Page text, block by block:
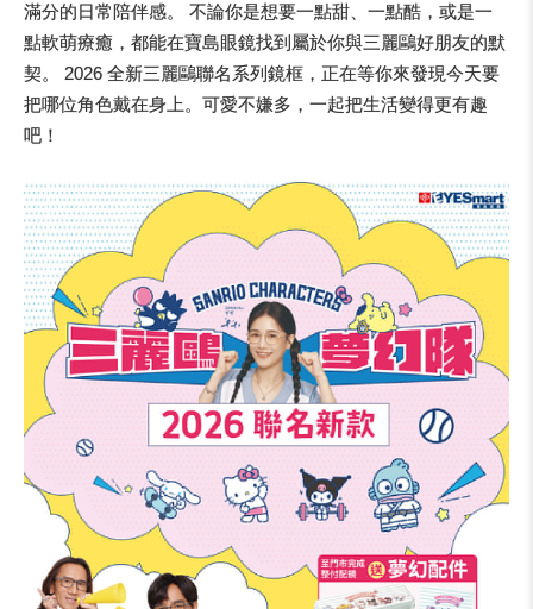
滿分的日常陪伴感。 不論你是想要一點甜、一點酷，或是一
點軟萌療癒，都能在寶島眼鏡找到屬於你與三麗鷗好朋友的默
契。 2026 全新三麗鷗聯名系列鏡框，正在等你來發現今天要
把哪位角色戴在身上。可愛不嫌多，一起把生活變得更有趣
吧！